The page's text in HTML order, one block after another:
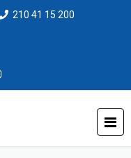
210 41 15 200